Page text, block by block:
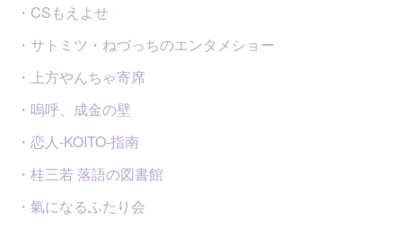
・CSもえよせ
・サトミツ・ねづっちのエンタメショー
・上方やんちゃ寄席
・嗚呼、成金の壁
・恋人-KOITO-指南
・桂三若 落語の図書館
・氣になるふたり会